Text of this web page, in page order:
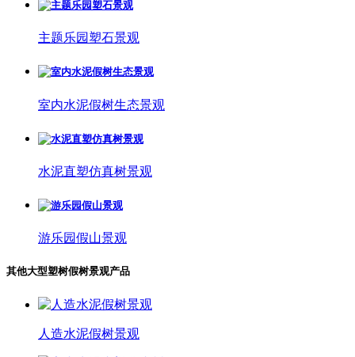
主题乐园塑石景观
室内水泥假树生态景观
水泥直塑仿真树景观
游乐园假山景观
其他大型塑树假树景观产品
人造水泥假树景观